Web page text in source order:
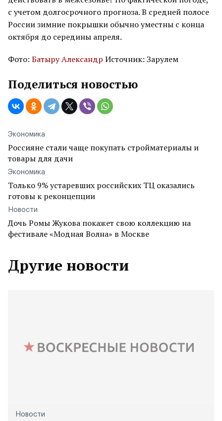
с учетом долгосрочного прогноза. В средней полосе
России зимние покрышки обычно уместны с конца
октября до середины апреля.
Фото: Батыру Александр Источник: Зарулем
Поделиться новостью
Экономика
Россияне стали чаще покупать стройматериалы и
товары для дачи
Экономика
Только 9% устаревших российских ТЦ оказались
готовы к реконцепции
Новости
Дочь Ромы Жукова покажет свою коллекцию на
фестивале «Модная Волна» в Москве
Другие новости
Новости